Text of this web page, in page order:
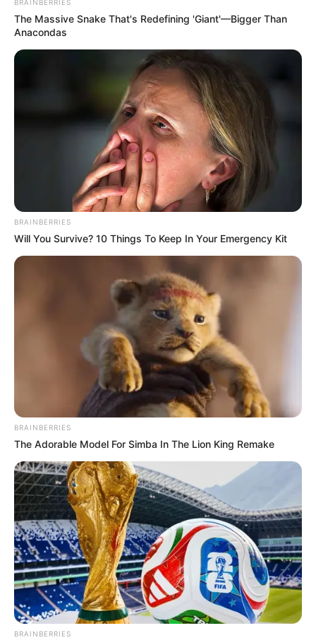
πραγματικότητα
Ακολουθήστε το evianews.com στοGoogle
ΤΑ ΠΙΟ ΔΗΜΟΦΙΛΗ
BRAINBERRIES
The Massive Snake That's Redefining 'Giant'—Bigger Than
Anacondas
BRAINBERRIES
Will You Survive? 10 Things To Keep In Your Emergency Kit
BRAINBERRIES
The Adorable Model For Simba In The Lion King Remake
BRAINBERRIES